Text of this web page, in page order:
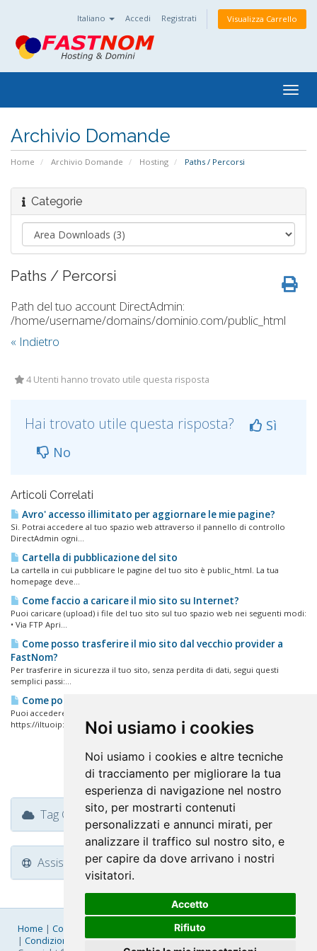
Noi usiamo i cookies
Noi usiamo i cookies e altre tecniche
di tracciamento per migliorare la tua
esperienza di navigazione nel nostro
sito, per mostrarti contenuti
personalizzati e annunci mirati, per
analizzare il traffico sul nostro sito, e
per capire da dove arrivano i nostri
visitatori.
Accetto
Rifiuto
Italiano Accedi Registrati Visualizza Carrello
Archivio Domande
Home Archivio Domande Hosting Paths / Percorsi
Categorie
Paths / Percorsi
Path del tuo account DirectAdmin:
/home/username/domains/dominio.com/public_html
« Indietro
4 Utenti hanno trovato utile questa risposta
Hai trovato utile questa risposta?
Sì
No
Articoli Correlati
Avro' accesso illimitato per aggiornare le mie pagine?
Sì. Potrai accedere al tuo spazio web attraverso il pannello di controllo
DirectAdmin ogni...
Cartella di pubblicazione del sito
La cartella in cui pubblicare le pagine del tuo sito è public_html. La tua
homepage deve...
Come faccio a caricare il mio sito su Internet?
Puoi caricare (upload) i file del tuo sito sul tuo spazio web nei seguenti modi:
• Via FTP Apri...
Come posso trasferire il mio sito dal vecchio provider a
FastNom?
Per trasferire in sicurezza il tuo sito, senza perdita di dati, segui questi
semplici passi:...
Come posso accedere al mio pannello di controllo?
Puoi accedere al tuo pannello di controllo DirectAdmin nei seguenti modi:
https://iltuoip:2087...
Tag Cloud
Assistenza
Home | Company Pagamenti
| Condizioni Generali|Fatturazione Elettronica|Mappa